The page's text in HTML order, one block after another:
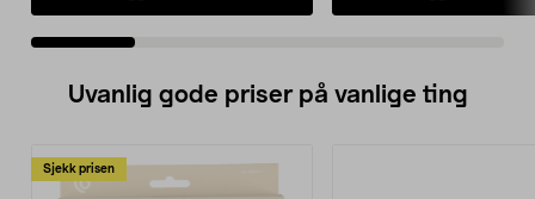
Uvanlig gode priser på vanlige ting
Sjekk prisen